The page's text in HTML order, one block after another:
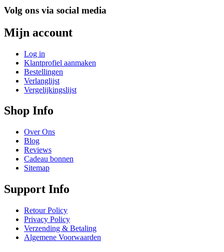
Volg ons via social media
Mijn account
Log in
Klantprofiel aanmaken
Bestellingen
Verlanglijst
Vergelijkingslijst
Shop Info
Over Ons
Blog
Reviews
Cadeau bonnen
Sitemap
Support Info
Retour Policy
Privacy Policy
Verzending & Betaling
Algemene Voorwaarden